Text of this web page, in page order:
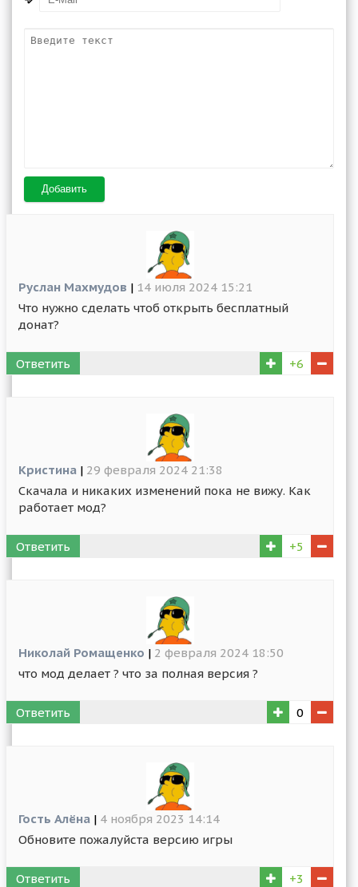
Добавить
Руслан Махмудов | 14 июля 2024 15:21
Что нужно сделать чтоб открыть бесплатный
донат?
Ответить +6
Кристина | 29 февраля 2024 21:38
Скачала и никаких изменений пока не вижу. Как
работает мод?
Ответить +5
Николай Ромащенко | 2 февраля 2024 18:50
что мод делает ? что за полная версия ?
Ответить 0
Гость Алёна | 4 ноября 2023 14:14
Обновите пожалуйста версию игры
Ответить +3